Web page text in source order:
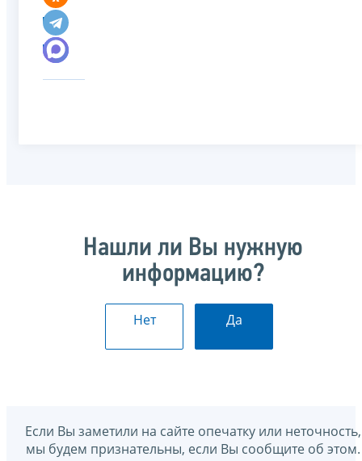
Нашли ли Вы нужную
информацию?
Нет Да
Если Вы заметили на сайте опечатку или неточность,
мы будем признательны, если Вы сообщите об этом.